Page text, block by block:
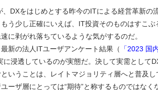
DXをはじめとする昨今のITによる経営革新の
う少し正確にいえば、IT投資そのものはすこ
に剥がれ落ちているような気がするのだ。
新の法人ITユーザアンケート結果（
「2023 国
に浸透しているのが実態だ。決して実需として
いうことは、レイトマジョリティ層へと普及
ーザ層にとっては“期待”と称するものではなく